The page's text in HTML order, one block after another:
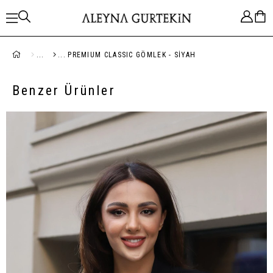
PREMIUM CLASSIC GÖMLEK - SIYAH
Benzer Ürünler